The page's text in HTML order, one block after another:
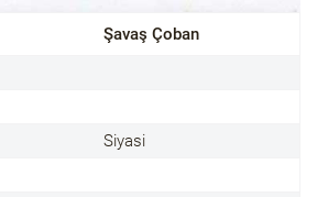
Şavaş Çoban
Siyasi